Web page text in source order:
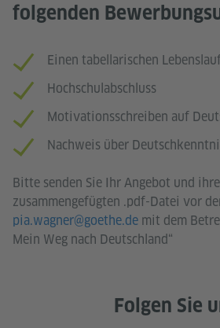
folgenden
Einen tabellarischen
Hochschulabschluss
Motivationsschreiben auf
Nachweis über
Bitte senden Sie Ihr Angebot und
zusammengefügten .pdf-Datei vor
pia.wagner@goethe.de mit dem
Mein Weg nach Deutschland“
Folgen Sie